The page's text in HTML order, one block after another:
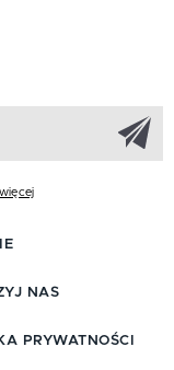
NAS
PRYWATNOŚCI